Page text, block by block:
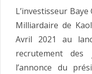
L’investisseur
Milliardaire de
Avril 2021 au
recrutement des
l’annonce du